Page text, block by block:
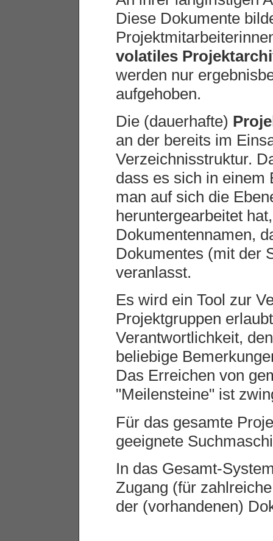
Diese Dokumente
volatiles
werden nur
aufgehoben.
Die (dauerhafte)
an der bereits im
Verzeichnisstruktur.
dass es sich in einem
man auf sich die
heruntergearbeitet
Dokumentennamen,
Dokumentes (mit der
veranlasst.
Es wird ein Tool zur
Projektgruppen
Verantwortlichkeit,
beliebige
Das Erreichen von
"Meilensteine" ist
Für das gesamte
geeignete
In das Gesamt-
Zugang (für
der (vorhandenen)